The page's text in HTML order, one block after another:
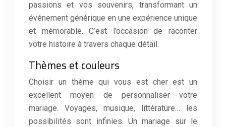
passions et vos souvenirs, transformant un
événement générique en une expérience unique
et mémorable. C’est l’occasion de raconter
votre histoire à travers chaque détail.
Thèmes et couleurs
Choisir un thème qui vous est cher est un
excellent moyen de personnaliser votre
mariage. Voyages, musique, littérature… les
possibilités sont infinies. Un mariage sur le